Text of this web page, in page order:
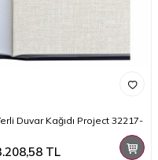
Duvar Kağıdı Project 32217-
TL